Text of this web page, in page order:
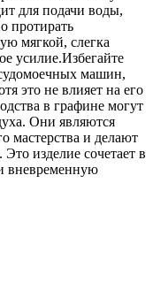
для подачи воды,
протирать
мягкой, слегка
усилие.Избегайте
машин,
это не влияет на его
в графине могут
Они являются
мастерства и делают
изделие сочетает в
вневременную